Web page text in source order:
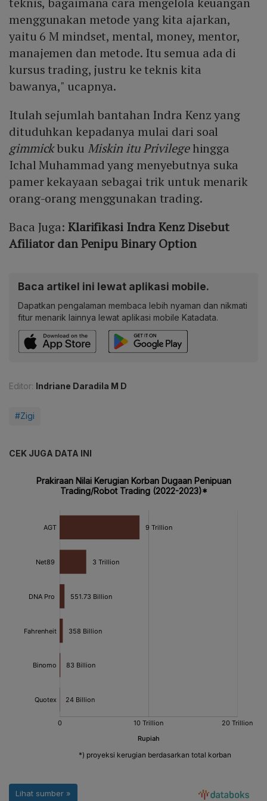
menggunakan metode yang kita ajarkan,
yaitu 6 M mindset, mental, money, mentor,
manajemen dan metode. Itu semua ada di
kursus trading, justru ke teknis kita
bawanya," ucapnya.
Itulah sejumlah bantahan Indra Kenz yang
dituduhkan kepadanya mulai dari soal
gimmickbuku Miskin itu Privilegehingga
Ichal Muhammad yang menyebutnya suka
pamer kekayaan sebagai trik untuk menarik
orang-orang menggunakan trading.
Baca Juga: Klarifikasi Indra Kenz Disebut
Afiliator dan Penipu Binary Option
Baca artikel ini lewat aplikasi mobile.
Dapatkan pengalaman membaca lebih nyaman dan nikmati
fitur menarik lainnya lewat aplikasi mobile Katadata.
Editor: Indriane Daradila M D
#Zigi
CEK JUGA DATA INI